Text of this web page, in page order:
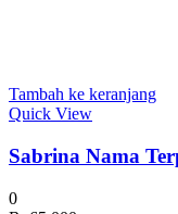
Tambah ke keranjang
Quick View
Sabrina Nama
0